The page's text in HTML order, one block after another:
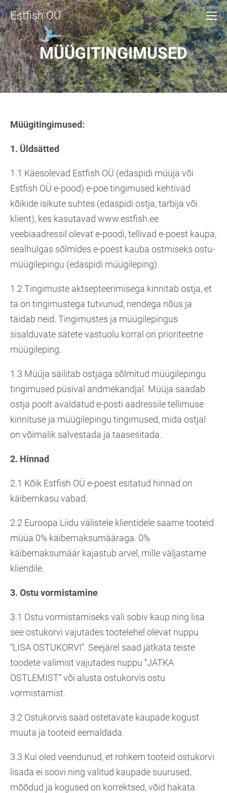
Estfish OÜ
MÜÜGITINGIMUSED
Müügitingimused:
1. Üldsätted
1.1 Käesolevad Estfish OÜ (edaspidi müüja või
Estfish OÜ e-pood) e-poe tingimused kehtivad
kõikide isikute suhtes (edaspidi ostja, tarbija või
klient), kes kasutavad www.estfish.ee
veebiaadressil olevat e-poodi, tellivad e-poest kaupa,
sealhulgas sõlmides e-poest kauba ostmiseks ostu-
müügilepingu (edaspidi müügileping).
1.2 Tingimuste aktsepteerimisega kinnitab ostja, et
ta on tingimustega tutvunud, nendega nõus ja
täidab neid. Tingimustes ja müügilepingus
sisalduvate sätete vastuolu korral on prioriteetne
müügileping.
1.3 Müüja säilitab ostjaga sõlmitud müügilepingu
tingimused püsival andmekandjal. Müüja saadab
ostja poolt avaldatud e-posti aadressile tellimuse
kinnituse ja müügilepingu tingimused, mida ostjal
on võimalik salvestada ja taasesitada.
2. Hinnad
2.1 Kõik Estfish OÜ e-poest esitatud hinnad on
käibemkasu vabad.
2.2 Euroopa Liidu välistele klientidele saame tooteid
müüa 0% käibemaksumääraga. 0%
käibemaksumäär kajastub arvel, mille väljastame
kliendile.
3. Ostu vormistamine
3.1 Ostu vormistamiseks vali sobiv kaup ning lisa
see ostukorvi vajutades tootelehel olevat nuppu
“LISA OSTUKORVI”. Seejärel saad jätkata teiste
toodete valimist vajutades nuppu “JÄTKA
OSTLEMIST” või alusta ostukorvis ostu
vormistamist.
3.2 Ostukorvis saad ostetavate kaupade kogust
muuta ja tooteid eemaldada.
3.3 Kui oled veendunud, et rohkem tooteid ostukorvi
lisada ei soovi ning valitud kaupade suurused,
mõõdud ja kogused on korrektsed, võid hakata